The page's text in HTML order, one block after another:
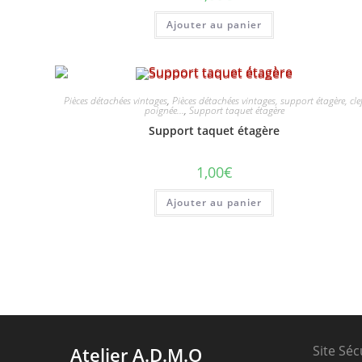
Ajouter au panier
Pièces détachées vintages, Pièces détachées vintages, support étagère,
poignée..., Support taquet étagère
Support taquet étagère
1,00€
Ajouter au panier
Atelier A.D.M.O Site